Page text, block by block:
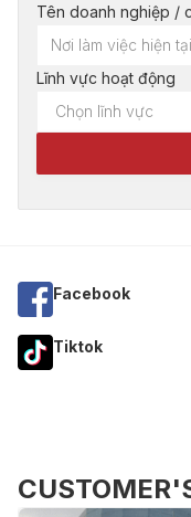
Tên doanh nghiệp /
Lĩnh vực hoạt động
Facebook
Tiktok